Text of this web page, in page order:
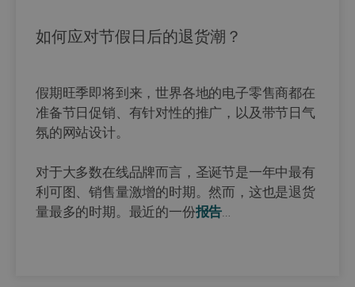
如何应对节假日后的退货潮？
假期旺季即将到来，世界各地的电子零售商都在
准备节日促销、有针对性的推广，以及带节日气
氛的网站设计。
对于大多数在线品牌而言，圣诞节是一年中最有
利可图、销售量激增的时期。然而，这也是退货
量最多的时期。最近的一份报告…